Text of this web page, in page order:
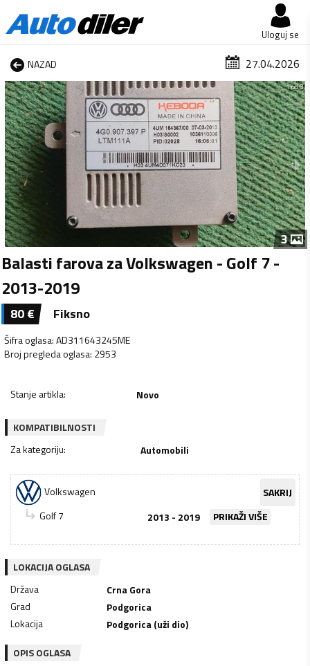
Uloguj se
NAZAD 27.04.2026
1 od 3
3
Balasti farova za Volkswagen - Golf 7 -
2013-2019
80€ Fiksno
Šifra oglasa:AD311643245ME
Broj pregleda oglasa: 2953
Stanje artikla: Novo
KOMPATIBILNOSTI
Za kategoriju: Automobili
Volkswagen
SAKRIJ
Golf 7
2013 - 2019 PRIKAŽI VIŠE
LOKACIJA OGLASA
Država
Crna Gora
Grad
Podgorica
Lokacija
Podgorica (uži dio)
OPIS OGLASA